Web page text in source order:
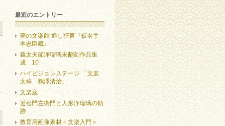
最近のエントリー
夢の文楽館 通し狂言『仮名手
本忠臣蔵』
義太夫節浄瑠璃未翻刻作品集
成 10
ハイビジョンステージ 「文楽
太棹 鶴澤清治」
文楽座
近松門左衛門と人形浄瑠璃の軌
跡
教育用画像素材＜文楽入門＞